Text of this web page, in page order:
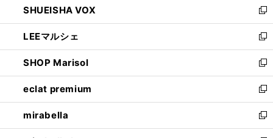
で
開
く
ド
ウ
で
開
く
ィ
ン
ド
ウ
で
開
く
い
ウ
ィ
ン
ド
ウ
で
開
く
SHUEISHA VOX
新
し
い
ウ
ィ
ン
ド
ウ
で
開
LEEマルシェ
新
し
い
ウ
ィ
ン
ド
ウ
SHOP Marisol
新
し
い
ウ
ィ
ン
eclat premium
新
し
い
ウ
mirabella
新
し